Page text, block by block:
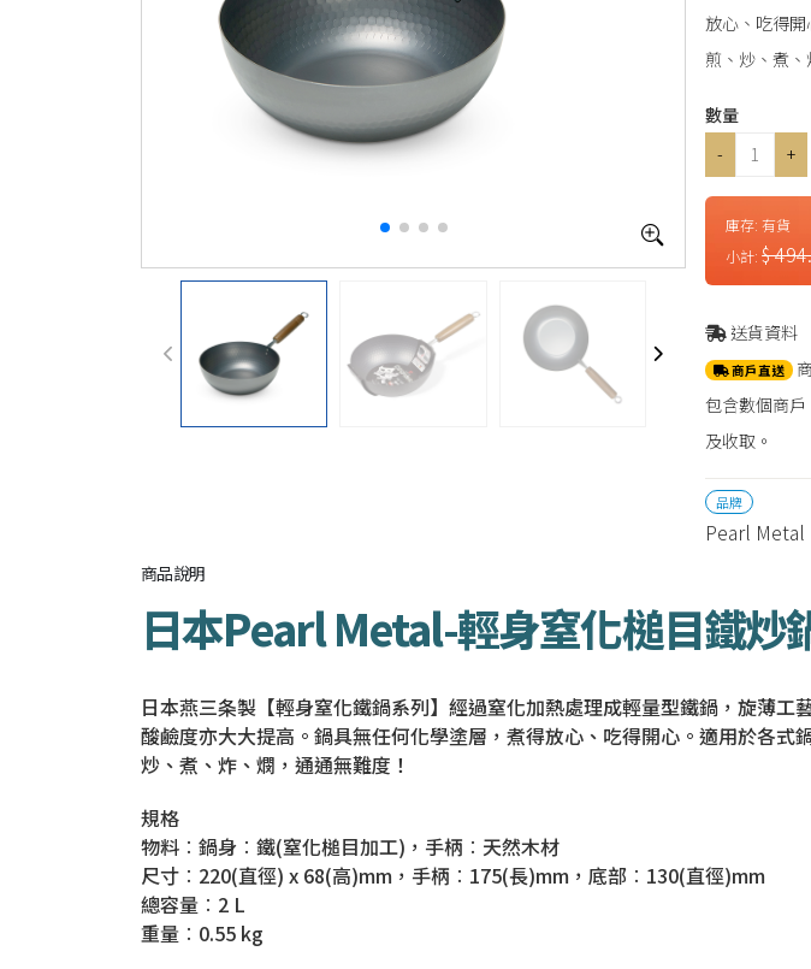
放心、吃得
煎、炒、煮、
數量
-
+
庫存:有貨
小計:$
送貨資料
商戶直送
包含數個商
及收取。
品牌
Pearl Metal
商品說明
日本Pearl Metal-輕身窒化槌目鐵炒
日本燕三条製【輕身窒化鐵鍋系列】經過窒化加熱處理成輕量型鐵鍋，旋薄
酸鹼度亦大大提高。鍋具無任何化學塗層，煮得放心、吃得開心。適用於各
炒、煮、炸、燘，通通無難度！
規格
物料︰鍋身︰鐵(窒化槌目加工)，手柄︰天然木材
尺寸︰220(直徑) x 68(高)mm，手柄︰175(長)mm，底部︰130(直徑)mm
總容量︰2 L
重量︰0.55 kg